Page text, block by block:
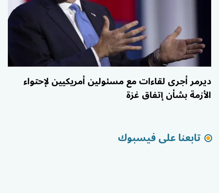
ديرمر أجرى لقاءات مع مسئولين أمريكيين لإحتواء
الأزمة بشأن إتفاق غزة
تابعنا على فيسبوك